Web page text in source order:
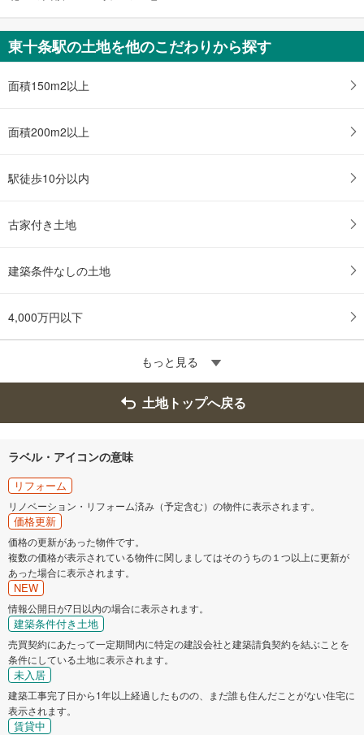
東十条駅の土地を他のこだわりから探す
面積150m2以上
面積200m2以上
駅徒歩10分以内
古家付き土地
建築条件なしの土地
4,000万円以下
もっと見る
土地トップへ戻る
ラベル・アイコンの意味
リフォーム
リノベーション・リフォーム済み（予定含む）の物件に表示されます。
価格更新
価格の更新があった物件です。
複数の価格が表示されている物件に関しましてはそのうちの１つ以上に更新が
あった場合に表示されます。
NEW
情報公開日が7日以内の場合に表示されます。
建築条件付き土地
売買契約にあたって一定期間内に特定の建設会社と建築請負契約を結ぶことを
条件にしている土地に表示されます。
未入居
建築工事完了日から1年以上経過したものの、まだ誰も住んだことがない住宅に
表示されます。
賃貸中